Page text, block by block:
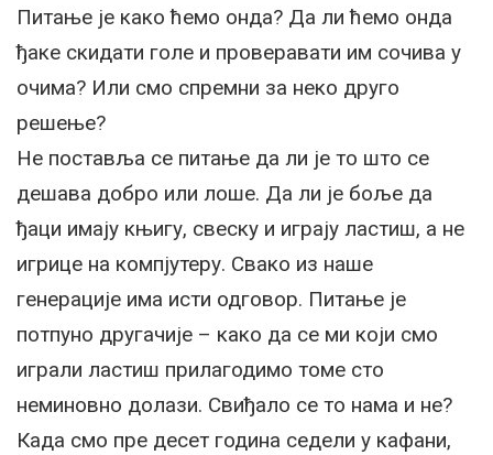
Питање је како ћемо онда? Да ли ћемо онда
ђаке скидати голе и проверавати им сочива у
очима? Или смо спремни за неко друго
решење?
Не поставља се питање да ли је то што се
дешава добро или лоше. Да ли је боље да
ђаци имају књигу, свеску и играју ластиш, а не
игрице на компјутеру. Свако из наше
генерације има исти одговор. Питање је
потпуно другачије – како да се ми који смо
играли ластиш прилагодимо томе сто
неминовно долази. Свиђало се то нама и не?
Када смо пре десет година седели у кафани,